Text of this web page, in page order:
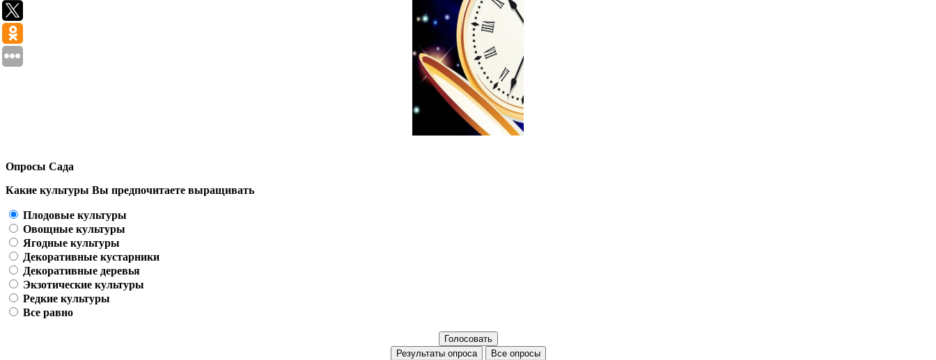
Опросы Сада
Какие культуры Вы предпочитаете выращивать
Плодовые культуры
Овощные культуры
Ягодные культуры
Декоративные кустарники
Декоративные деревья
Экзотические культуры
Редкие культуры
Все равно
Все опросы